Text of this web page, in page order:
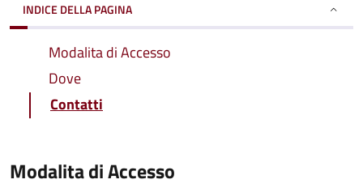
INDICE DELLA PAGINA
Modalita di Accesso
Dove
Contatti
Modalita di Accesso